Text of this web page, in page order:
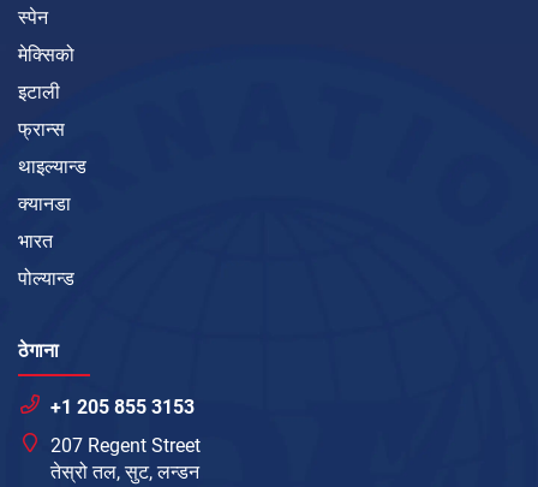
स्पेन
मेक्सिको
इटाली
फ्रान्स
थाइल्यान्ड
क्यानडा
भारत
पोल्यान्ड
ठेगाना
+1 205 855 3153
207 Regent Street
तेस्रो तल, सुट, लन्डन